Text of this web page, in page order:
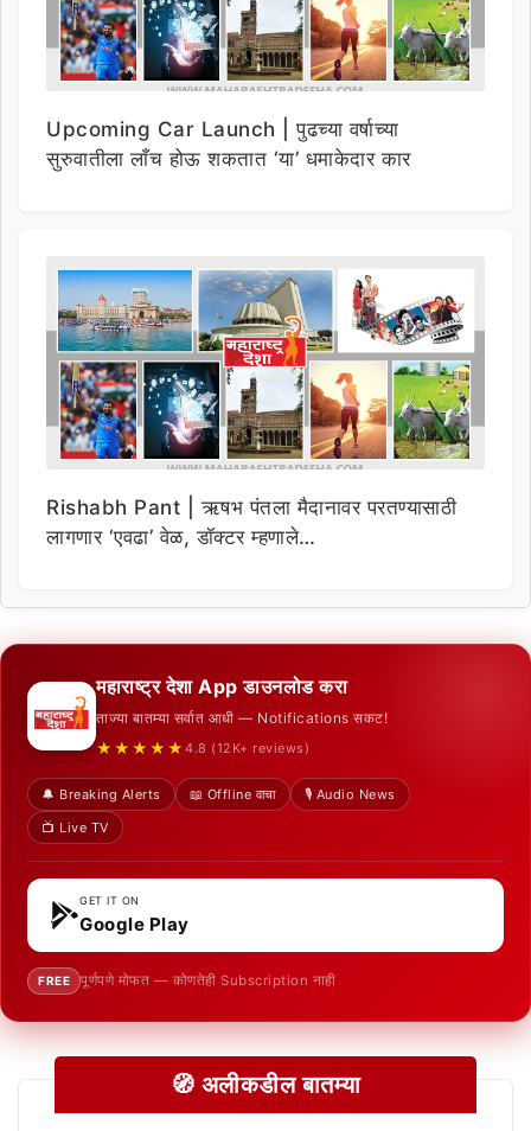
Upcoming Car Launch | पुढच्या वर्षाच्या
सुरुवातीला लाँच होऊ शकतात ‘या’ धमाकेदार कार
Rishabh Pant | ऋषभ पंतला मैदानावर परतण्यासाठी
लागणार ‘एवढा’ वेळ, डॉक्टर म्हणाले…
महाराष्ट्र देशा App डाउनलोड करा
ताज्या बातम्या सर्वात आधी — Notifications सकट!
★★★★★ 4.8 (12K+ reviews)
🔔 Breaking Alerts 📖 Offline वाचा
🎙️ Audio News
📺 Live TV
GET IT ON
Google Play
FREE पूर्णपणे मोफत — कोणतेही Subscription नाही
🧭 अलीकडील बातम्या